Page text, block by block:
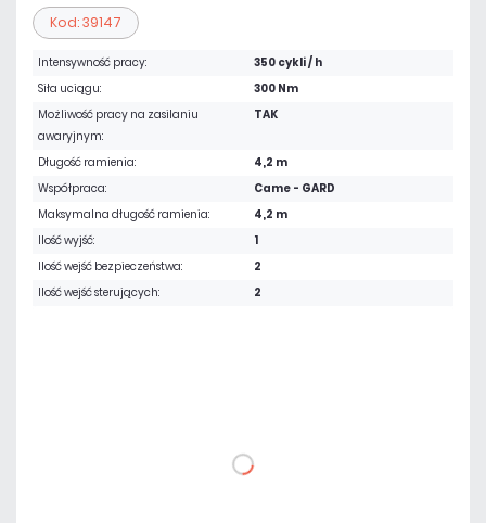
Kod: 39147
Intensywność pracy:
350 cykli / h
Siła uciągu:
300 Nm
Możliwość pracy na zasilaniu
awaryjnym:
TAK
Długość ramienia:
4,2 m
Współpraca:
Came - GARD
Maksymalna długość ramienia:
4,2 m
Ilość wyjść:
1
Ilość wejść bezpieczeństwa:
2
Ilość wejść sterujących:
2
DO KOSZYKA